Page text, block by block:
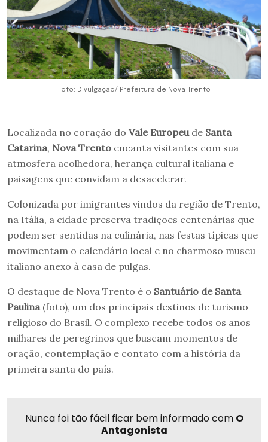
Foto: Divulgação/ Prefeitura de Nova Trento
Localizada no coração do Vale Europeu de Santa
Catarina, Nova Trento encanta visitantes com sua
atmosfera acolhedora, herança cultural italiana e
paisagens que convidam a desacelerar.
Colonizada por imigrantes vindos da região de Trento,
na Itália, a cidade preserva tradições centenárias que
podem ser sentidas na culinária, nas festas típicas que
movimentam o calendário local e no charmoso museu
italiano anexo à casa de pulgas.
O destaque de Nova Trento é o Santuário de Santa
Paulina (foto), um dos principais destinos de turismo
religioso do Brasil. O complexo recebe todos os anos
milhares de peregrinos que buscam momentos de
oração, contemplação e contato com a história da
primeira santa do país.
Nunca foi tão fácil ficar bem informado com O
Antagonista